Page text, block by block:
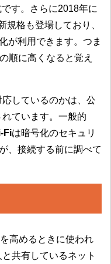
す。さらに2018年に
規格も登場しており、
が利用できます。つま
の順に高くなると覚え
しているのかは、公
ています。一般的
Fiは暗号化のセキュリ
、接続する前に調べて
高めるときに使われ
共有しているネット